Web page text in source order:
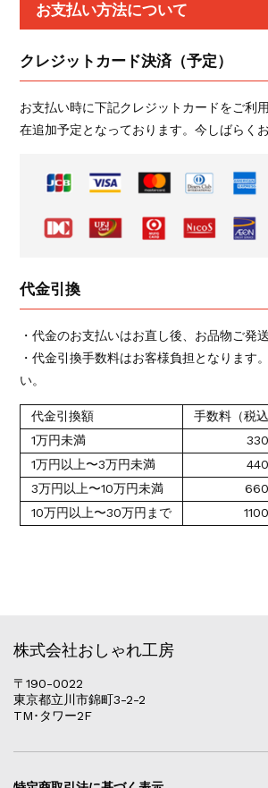
お支払い方法について
クレジットカード決済（予定）
お支払い時に下記クレジットカードをご利
在追加予定となっております。今しばらく
代金引換
・代金のお支払いはお直し後、お品物ご発
・代金引換手数料はお客様負担となります
い。
代金引換額
手数料（税込
1万円未満
1万円以上〜3万円未満
3万円以上〜10万円未満
10万円以上〜30万円まで
株式会社おしゃれ工房
〒190-0022
東京都立川市錦町3-2-2
TM･タワー2F